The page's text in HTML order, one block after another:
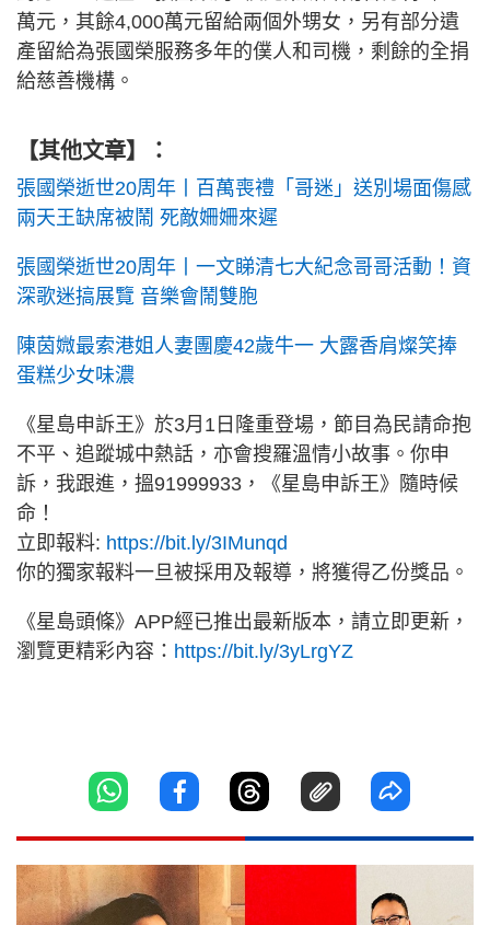
萬元，其餘4,000萬元留給兩個外甥女，另有部分遺
產留給為張國榮服務多年的僕人和司機，剩餘的全捐
給慈善機構。
【其他文章】：
張國榮逝世20周年丨百萬喪禮「哥迷」送別場面傷感
兩天王缺席被鬧 死敵姍姍來遲
張國榮逝世20周年丨一文睇清七大紀念哥哥活動！資
深歌迷搞展覽 音樂會鬧雙胞
陳茵媺最索港姐人妻團慶42歲牛一 大露香肩燦笑捧
蛋糕少女味濃
《星島申訴王》於3月1日隆重登場，節目為民請命抱
不平、追蹤城中熱話，亦會搜羅溫情小故事。你申
訴，我跟進，搵91999933，《星島申訴王》隨時候
命！
立即報料: https://bit.ly/3IMunqd
你的獨家報料一旦被採用及報導，將獲得乙份獎品。
《星島頭條》APP經已推出最新版本，請立即更新，
瀏覽更精彩內容： https://bit.ly/3yLrgYZ